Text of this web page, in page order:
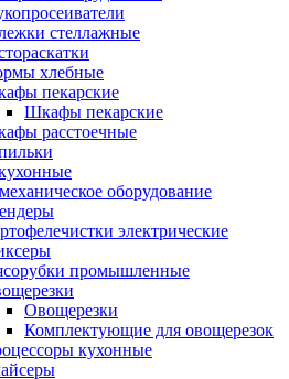
стеллажные
хлебные
пекарские
Шкафы пекарские
расстоечные
оборудование
электрические
промышленные
Овощерезки
Комплектующие для овощерезок
кухонные